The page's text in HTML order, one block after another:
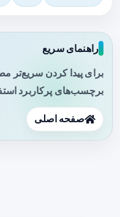
راهنمای سریع
برای پیدا کردن سریع‌تر
برچسب‌های پرکاربرد
صفحه اصلی